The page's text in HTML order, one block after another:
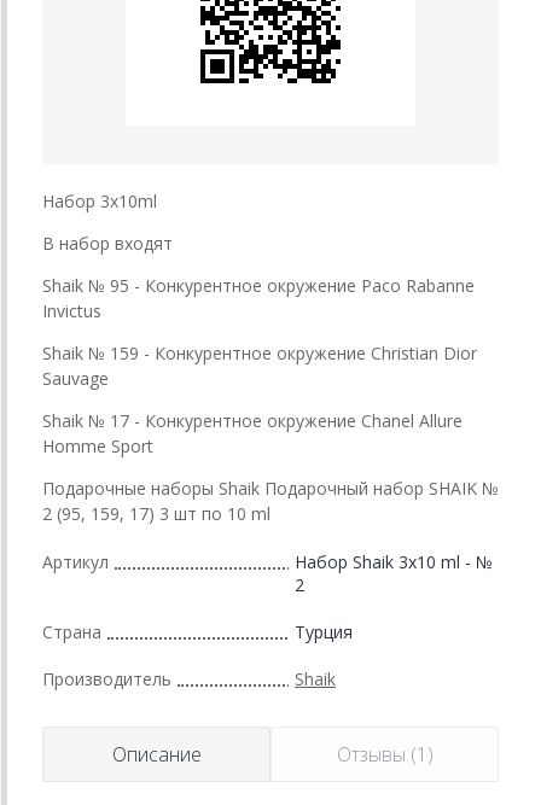
Набор 3х10ml
В набор входят
Shaik № 95 - Конкурентное окружение Paco Rabanne
Invictus
Shaik № 159 - Конкурентное окружение Christian Dior
Sauvage
Shaik № 17 - Конкурентное окружение Chanel Allure
Homme Sport
Подарочные наборы Shaik Подарочный набор SHAIK №
2 (95, 159, 17) 3 шт по 10 ml
Артикул
Набор Shaik 3х10 ml - №
2
Страна Турция
Производитель Shaik
Описание Отзывы (1)